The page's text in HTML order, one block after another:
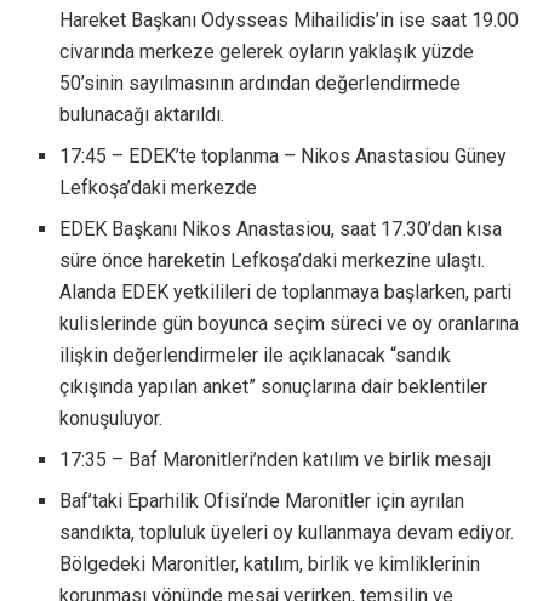
Hareket Başkanı Odysseas Mihailidis’in ise saat 19.00
civarında merkeze gelerek oyların yaklaşık yüzde
50’sinin sayılmasının ardından değerlendirmede
bulunacağı aktarıldı.
17:45 – EDEK’te toplanma – Nikos Anastasiou Güney
Lefkoşa’daki merkezde
EDEK Başkanı Nikos Anastasiou, saat 17.30’dan kısa
süre önce hareketin Lefkoşa’daki merkezine ulaştı.
Alanda EDEK yetkilileri de toplanmaya başlarken, parti
kulislerinde gün boyunca seçim süreci ve oy oranlarına
ilişkin değerlendirmeler ile açıklanacak “sandık
çıkışında yapılan anket” sonuçlarına dair beklentiler
konuşuluyor.
17:35 – Baf Maronitleri’nden katılım ve birlik mesajı
Baf’taki Eparhilik Ofisi’nde Maronitler için ayrılan
sandıkta, topluluk üyeleri oy kullanmaya devam ediyor.
Bölgedeki Maronitler, katılım, birlik ve kimliklerinin
korunması yönünde mesaj verirken, temsilin ve